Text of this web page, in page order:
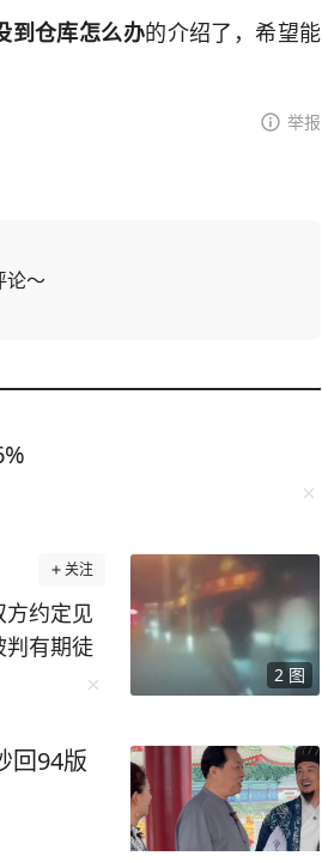
到仓库怎么办的介绍了，希望能
举报
论～
2 图
关注
约定见
判有期徒
陈宇
人了”。
踩得轰
盘，绕
回94版